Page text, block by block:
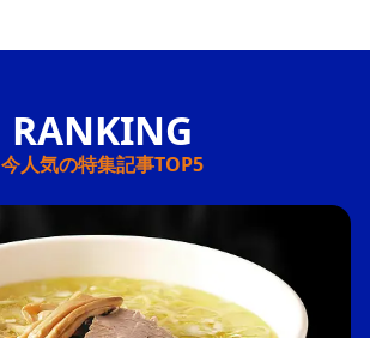
今人気の特集記事TOP5